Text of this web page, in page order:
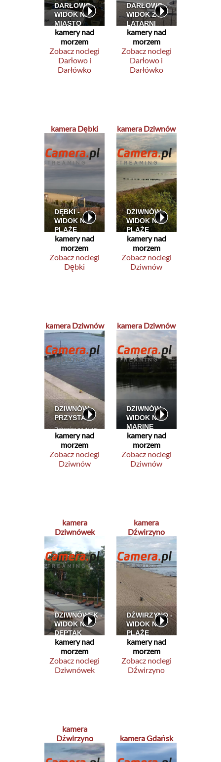
kamery nad
morzem
Zobacz noclegi
Darłowo i
Darłówko
kamery nad
morzem
Zobacz noclegi
Darłowo i
Darłówko
kamera Dębki
kamery nad
morzem
Zobacz noclegi
Dębki
kamera Dziwnów
kamery nad
morzem
Zobacz noclegi
Dziwnów
kamera Dziwnów
kamery nad
morzem
Zobacz noclegi
Dziwnów
kamera Dziwnów
kamery nad
morzem
Zobacz noclegi
Dziwnów
kamera
Dziwnówek
kamery nad
morzem
Zobacz noclegi
Dziwnówek
kamera
Dźwirzyno
kamery nad
morzem
Zobacz noclegi
Dźwirzyno
kamera
Dźwirzyno
kamera Gdańsk